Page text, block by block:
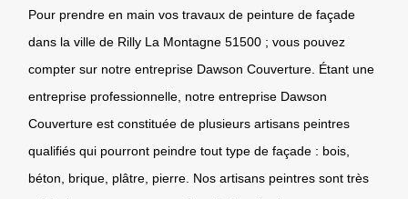
Pour prendre en main vos travaux de peinture de façade
dans la ville de Rilly La Montagne 51500 ; vous pouvez
compter sur notre entreprise Dawson Couverture. Étant une
entreprise professionnelle, notre entreprise Dawson
Couverture est constituée de plusieurs artisans peintres
qualifiés qui pourront peindre tout type de façade : bois,
béton, brique, plâtre, pierre. Nos artisans peintres sont très